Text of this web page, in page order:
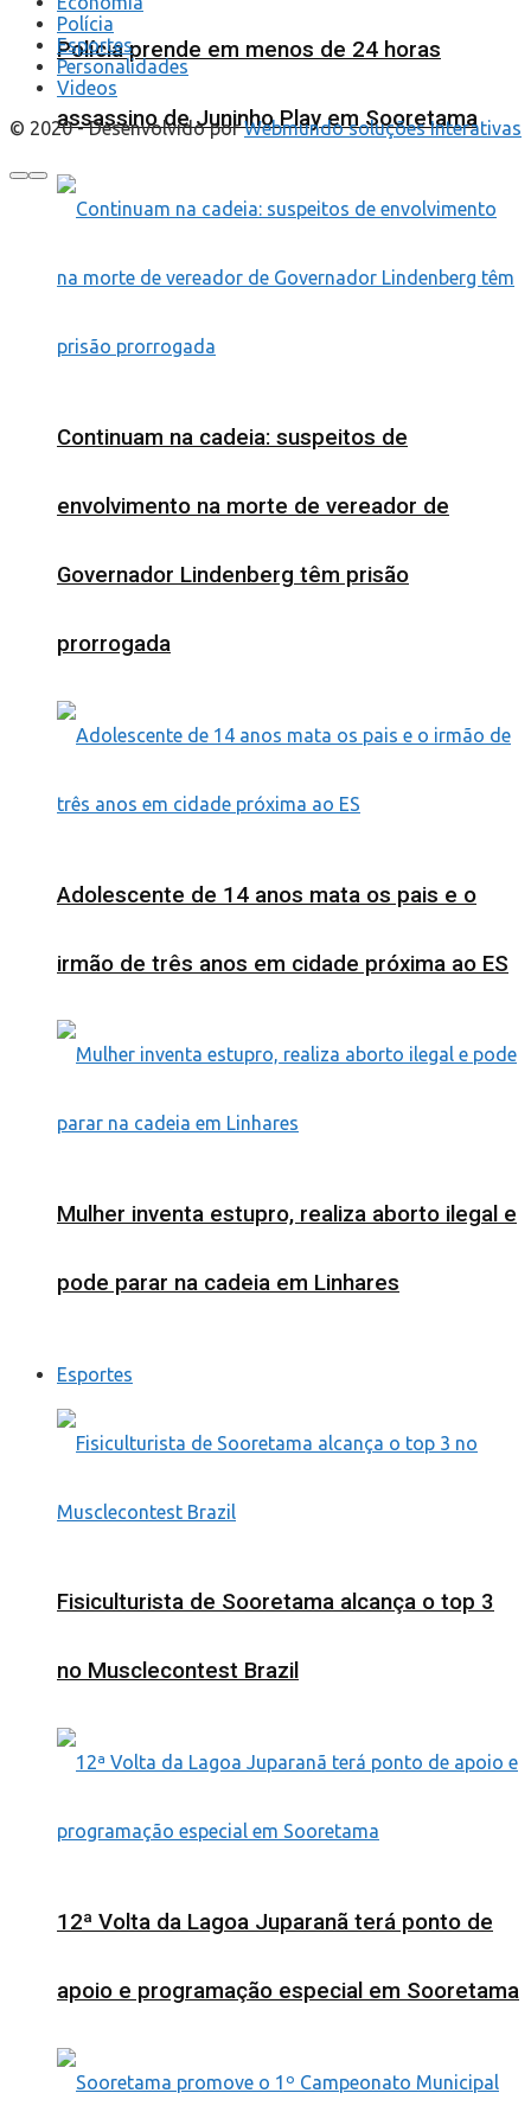
Polícia prende em menos de 24 horas
assassino de Juninho Play em Sooretama
Continuam na cadeia: suspeitos de
envolvimento na morte de vereador de
Governador Lindenberg têm prisão
prorrogada
Adolescente de 14 anos mata os pais e o
irmão de três anos em cidade próxima ao ES
Mulher inventa estupro, realiza aborto ilegal e
pode parar na cadeia em Linhares
Esportes
Fisiculturista de Sooretama alcança o top 3
no Musclecontest Brazil
12ª Volta da Lagoa Juparanã terá ponto de
apoio e programação especial em Sooretama
Polícia
Esportes
Personalidades
Videos
© 2020 - Desenvolvido porWebmundo soluções Interativas